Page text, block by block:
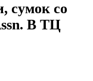
сумок со
В ТЦ